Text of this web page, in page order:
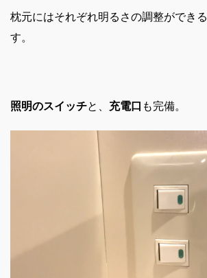
枕元にはそれぞれ明るさの調整ができる
す。
照明のスイッチと、 充電口 も完備。